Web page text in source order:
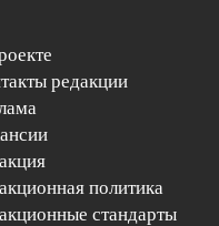
редакции
политика
стандарты